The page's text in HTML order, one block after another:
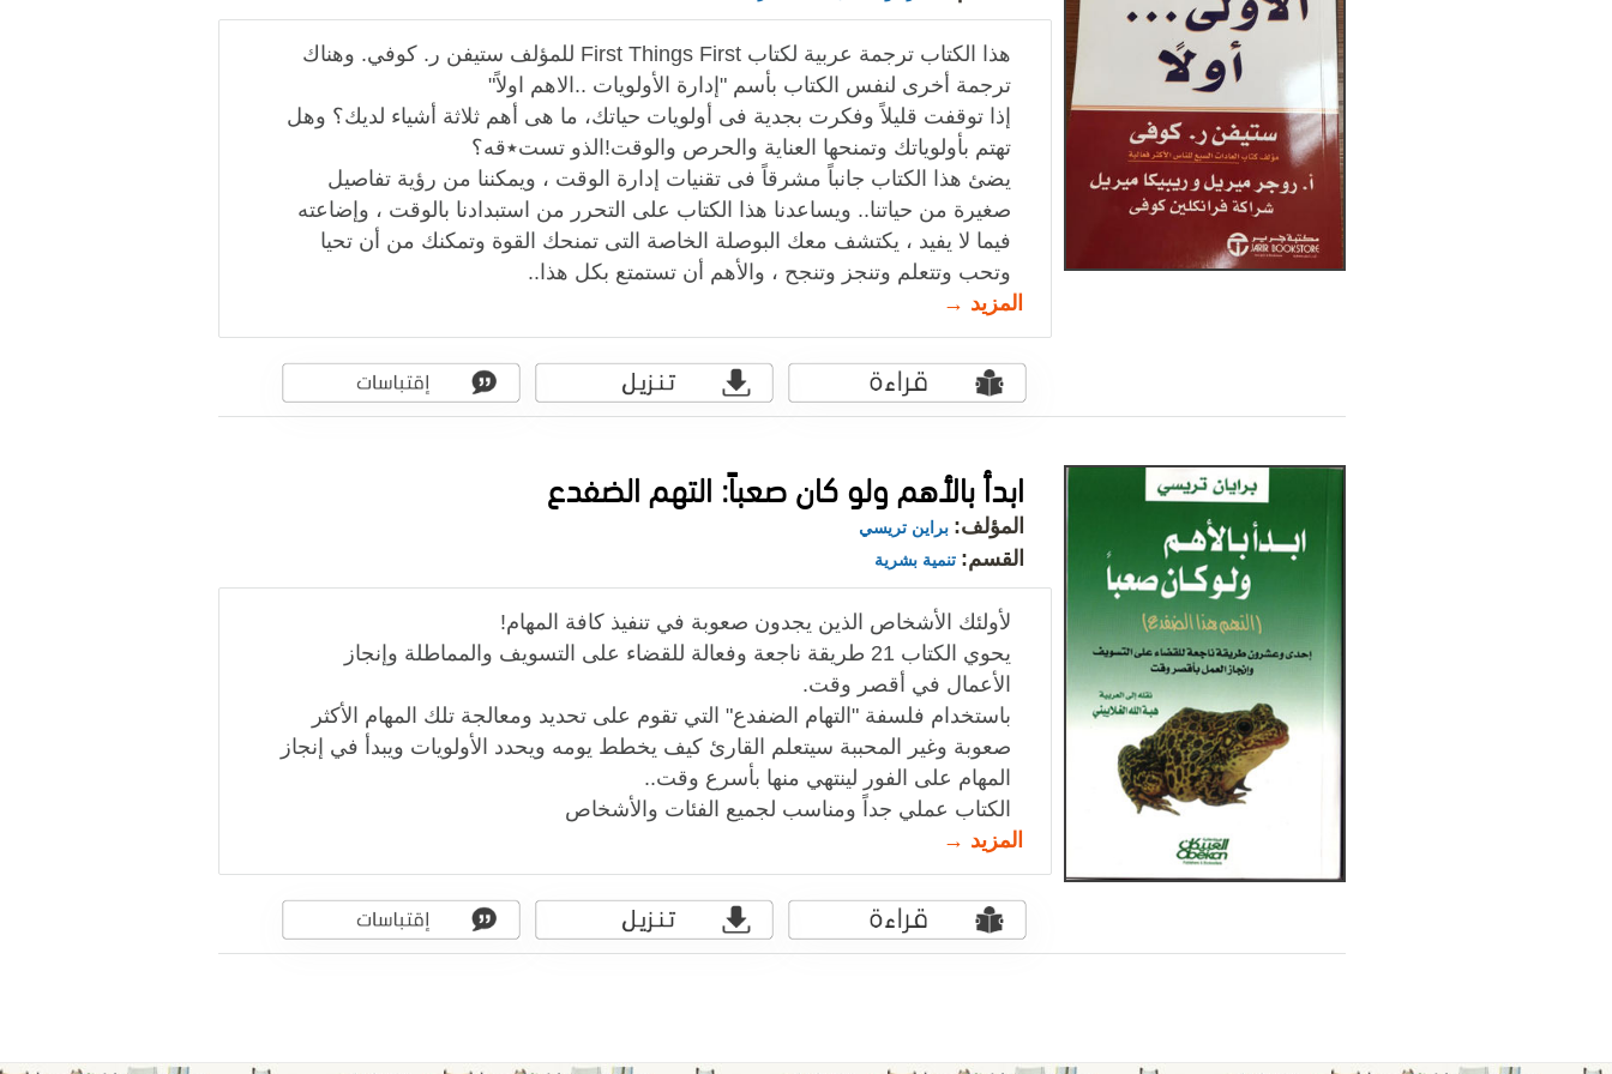
هذا الكتاب ترجمة عربية لكتاب First Things First للمؤلف ستيفن ر. كوفي. وهناك
ترجمة أخرى لنفس الكتاب بأسم "إدارة الأولويات ..الاهم اولاً"
إذا توقفت قليلاً وفكرت بجدية فى أولويات حياتك، ما هى أهم ثلاثة أشياء لديك؟ وهل
تهتم بأولوياتك وتمنحها العناية والحرص والوقت!الذو تست٭قه؟
يضئ هذا الكتاب جانباً مشرقاً فى تقنيات إدارة الوقت ، ويمكننا من رؤية تفاصيل
صغيرة من حياتنا.. ويساعدنا هذا الكتاب على التحرر من استبدادنا بالوقت ، وإضاعته
فيما لا يفيد ، يكتشف معك البوصلة الخاصة التى تمنحك القوة وتمكنك من أن تحيا
وتحب وتتعلم وتنجز وتنجح ، والأهم أن تستمتع بكل هذا..
المزيد →
ابدأ بالأهم ولو كان صعباً: التهم الضفدع
المؤلف: براين تريسي
القسم: تنمية بشرية
لأولئك الأشخاص الذين يجدون صعوبة في تنفيذ كافة المهام!
يحوي الكتاب 21 طريقة ناجعة وفعالة للقضاء على التسويف والمماطلة وإنجاز
الأعمال في أقصر وقت.
باستخدام فلسفة "التهام الضفدع" التي تقوم على تحديد ومعالجة تلك المهام الأكثر
صعوبة وغير المحببة سيتعلم القارئ كيف يخطط يومه ويحدد الأولويات ويبدأ في إنجاز
المهام على الفور لينتهي منها بأسرع وقت..
الكتاب عملي جداً ومناسب لجميع الفئات والأشخاص
المزيد →